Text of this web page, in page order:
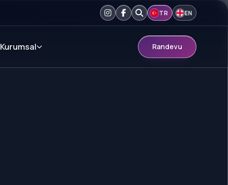
TR EN
Kurumsal Randevu